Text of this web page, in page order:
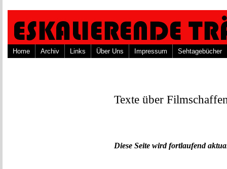
Home Archiv Links Über Uns Impressum Sehtagebücher
Texte über
Diese Seite wird fortlaufend